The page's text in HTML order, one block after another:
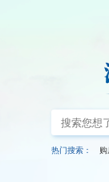
热门搜索：